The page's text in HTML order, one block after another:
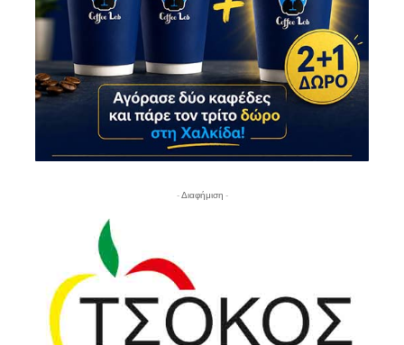
- Διαφήμιση -